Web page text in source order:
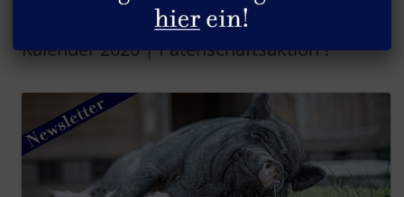
Erdlingshof Newsletter: Erdlingshof-
Kalender 2020 | Patenschaftsaktion ?